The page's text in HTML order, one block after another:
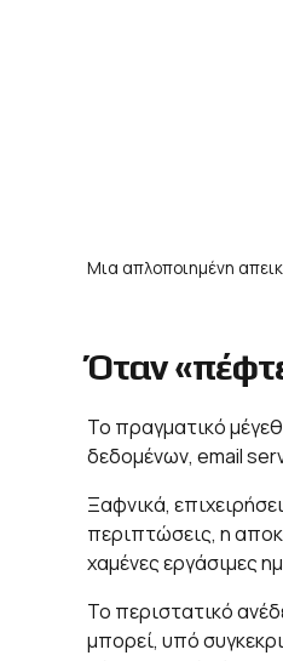
Μια απλοποιημένη
Όταν
Το πραγματικό
δεδομένων, email
Ξαφνικά,
περιπτώσεις, η
χαμένες εργάσιμες
Το περιστατικό
μπορεί, υπό